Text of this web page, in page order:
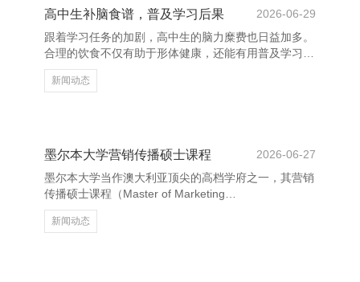
地。放疗可能导致口腔黏膜挫伤，提倡食用温热、软烂
的食品，幸免过烫或鄙俚的食品刺激口腔。举例，南瓜
粥、土豆泥、蒸蛋等皆是可以的聘请。 此外，极少多
餐亦然要津。放疗患者
高中生补脑食谱，普及学习后果
2026-06-29
跟着学习任务的加剧，高中生的脑力糜费也日益加多。
合理的饮食不仅有助于形体健康，还能有用普及学习后
果和牵记力。因此，制定一份科学的“补脑食谱”对高中
生尤为着急。 农掌柜 - 轻松买卖农产品 率先，富含
蛋、牛奶、瘦肉和豆成品，有助于防守大脑浮浅运作，
提高专注力。 此外，富含维生素B族的食品也不可冷
落。全谷物、绿叶蔬菜和坚果含有丰富的B族维生素，
有助于
新闻动态
墨尔本大学营销传播硕士课程
2026-06-27
墨尔本大学当作澳大利亚顶尖的高档学府之一，其营销
传播硕士课程（Master of Marketing
Communication）为学生提供了全面的表面与推论聚合
的学习体验。该课程旨在培养具备翻新想维和专科手段
新闻动态